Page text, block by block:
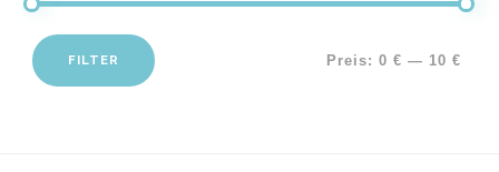
FILTER Preis: 0 € — 10 €